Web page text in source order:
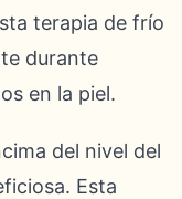
terapia de frío
durante
en la piel.
del nivel del
Esta